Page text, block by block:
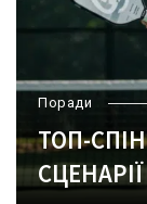
Поради
ТОП-